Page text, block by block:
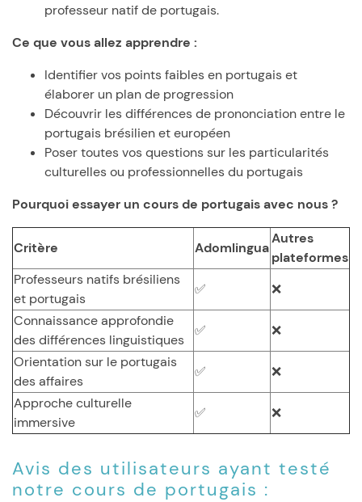
professeur natif de portugais.
Ce que vous allez apprendre :
Identifier vos points faibles en portugais et
élaborer un plan de progression
Découvrir les différences de prononciation entre le
portugais brésilien et européen
Poser toutes vos questions sur les particularités
culturelles ou professionnelles du portugais
Pourquoi essayer un cours de portugais avec nous ?
Critère Adomlingua
Autres
plateformes
Professeurs natifs brésiliens
et portugais
✅
❌
Connaissance approfondie
des différences linguistiques
✅
❌
Orientation sur le portugais
des affaires
✅
❌
Approche culturelle
immersive
✅ ❌
Avis des utilisateurs ayant testé
notre cours de portugais :